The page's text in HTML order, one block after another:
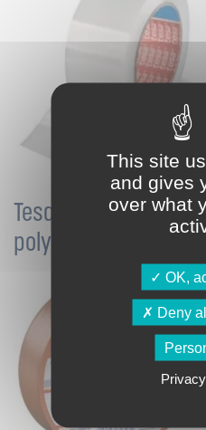
Tesa® 4668 Adhésif
polyéthylène 110µm
This site
and gives
over what
OK,
Deny